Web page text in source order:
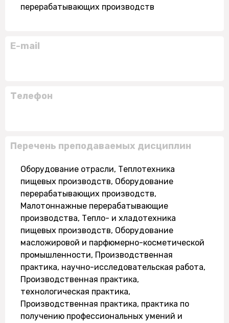
перерабатывающих производств
E-mail
Телефон
Перечень преподаваемых дисциплин
Оборудование отрасли, Теплотехника
пищевых производств, Оборудование
перерабатывающих производств,
Малотоннажные перерабатывающие
производства, Тепло- и хладотехника
пищевых производств, Оборудование
масложировой и парфюмерно-косметической
промышленности, Производственная
практика, научно-исследовательская работа,
Производственная практика,
технологическая практика,
Производственная практика, практика по
получению профессиональных умений и